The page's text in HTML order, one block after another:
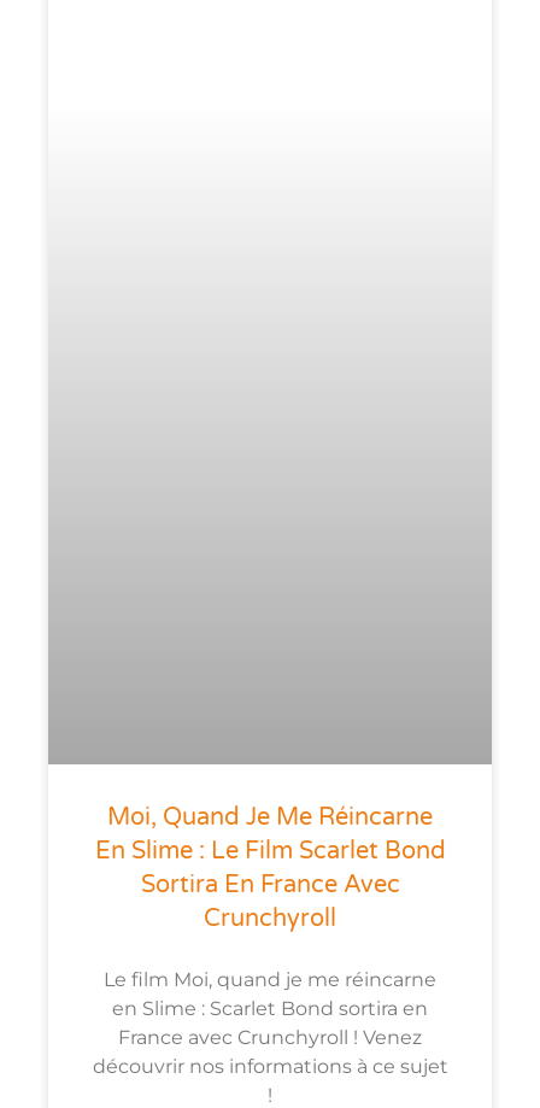
Moi, Quand Je Me Réincarne
En Slime : Le Film Scarlet Bond
Sortira En France Avec
Crunchyroll
Le film Moi, quand je me réincarne
en Slime : Scarlet Bond sortira en
France avec Crunchyroll ! Venez
découvrir nos informations à ce sujet
!